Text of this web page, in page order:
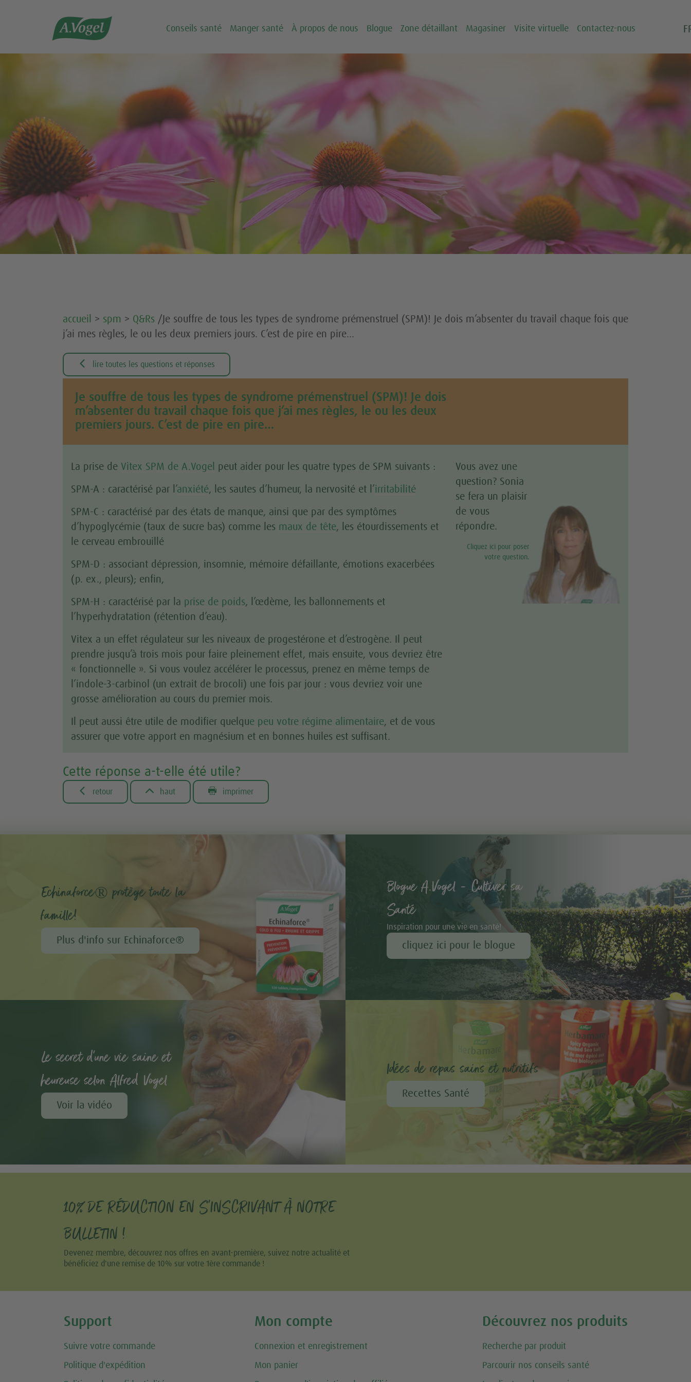
 Conseils santé Manger santé À propos de nous Blogue Zone détaillant Magasiner Visite virtuelle Contactez-nous
accueil > spm > Q&Rs /Je souffre de tous les types de syndrome prémenstruel (SPM)! Je dois m’absenter du travail chaque fois que
j’ai mes règles, le ou les deux premiers jours. C’est de pire en pire…
 lire toutes les questions et réponses
Je souffre de tous les types de syndrome prémenstruel (SPM)! Je dois
m’absenter du travail chaque fois que j’ai mes règles, le ou les deux
premiers jours. C’est de pire en pire…
La prise de Vitex SPM de A.Vogel peut aider pour les quatre types de SPM suivants :
SPM-A : caractérisé par l’anxiété, les sautes d’humeur, la nervosité et l’irritabilité
SPM-C : caractérisé par des états de manque, ainsi que par des symptômes
d’hypoglycémie (taux de sucre bas) comme les maux de tête, les étourdissements et
le cerveau embrouillé
SPM-D : associant dépression, insomnie, mémoire défaillante, émotions exacerbées
(p. ex., pleurs); enfin,
SPM-H : caractérisé par la prise de poids, l’œdème, les ballonnements et
l’hyperhydratation (rétention d’eau).
Vitex a un effet régulateur sur les niveaux de progestérone et d’estrogène. Il peut
prendre jusqu’à trois mois pour faire pleinement effet, mais ensuite, vous devriez être
« fonctionnelle ». Si vous voulez accélérer le processus, prenez en même temps de
l’indole-3-carbinol (un extrait de brocoli) une fois par jour : vous devriez voir une
grosse amélioration au cours du premier mois.
Il peut aussi être utile de modifier quelque peu votre régime alimentaire, et de vous
assurer que votre apport en magnésium et en bonnes huiles est suffisant.
Vous avez une
question? Sonia
se fera un plaisir
de vous
répondre.
Cliquez ici pour poser
votre question.
Cette réponse a-t-elle été utile?
 retour  haut  imprimer
Echinaforce® protège toute la
famille!
Plus d'info sur Echinaforce®
Blogue A.Vogel - Cultiver sa
Santé
Inspiration pour une vie en santé!
cliquez ici pour le blogue
Le secret d'une vie saine et
heureuse selon Alfred Vogel
Voir la vidéo
Idées de repas sains et nutritifs
Recettes Santé
10% DE RÉDUCTION EN S'INSCRIVANT À NOTRE
BULLETIN !
Devenez membre, découvrez nos offres en avant-première, suivez notre actualité et
bénéficiez d'une remise de 10% sur votre 1ère commande !
Support
Suivre votre commande
Politique d'expédition
Mon compte
Connexion et enregistrement
Mon panier
Découvrez nos produits
Recherche par produit
Parcourir nos conseils santé